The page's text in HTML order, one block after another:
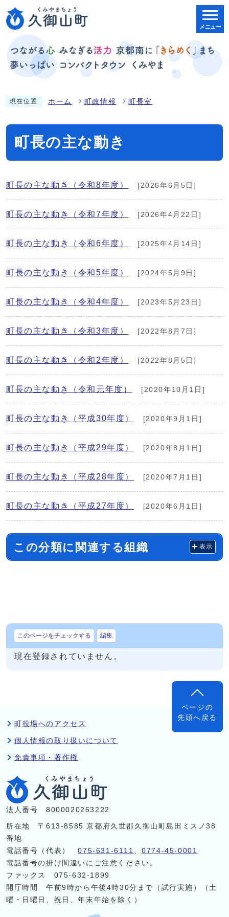
メニュー
現在位置 ホーム 町政情報 町長室
町長の主な動き
町長の主な動き（令和8年度） [2026年6月5日]
町長の主な動き（令和7年度） [2026年4月22日]
町長の主な動き（令和6年度） [2025年4月14日]
町長の主な動き（令和5年度） [2024年5月9日]
町長の主な動き（令和4年度） [2023年5月23日]
町長の主な動き（令和3年度） [2022年8月7日]
町長の主な動き（令和2年度） [2022年8月5日]
町長の主な動き（令和元年度） [2020年10月1日]
町長の主な動き（平成30年度） [2020年9月1日]
町長の主な動き（平成29年度） [2020年8月1日]
町長の主な動き（平成28年度） [2020年7月1日]
町長の主な動き（平成27年度） [2020年6月1日]
この分類に関連する組織 表示
このページをチェックする 編集
現在登録されていません。
ページの
先頭へ戻る
町役場へのアクセス
個人情報の取り扱いについて
免責事項・著作権
法人番号 8000020263222
所在地 〒613-8585 京都府久世郡久御山町島田ミスノ38
番地
電話番号（代表）075-631-6111 、0774-45-0001
電話番号の掛け間違いにご注意ください。
ファックス 075-632-1899
開庁時間 午前9時から午後4時30分まで（試行実施）（土
曜・日曜日、祝日、年末年始を除く）